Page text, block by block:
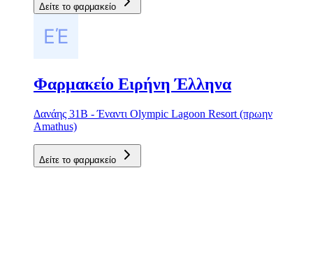
Δείτε το φαρμακείο
Φαρμακείο Ειρήνη Έλληνα
Δανάης 31Β - Έναντι Olympic Lagoon Resort (πρωην
Amathus)
Δείτε το φαρμακείο